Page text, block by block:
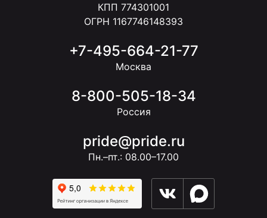
КПП 774301001
ОГРН 1167746148393
+7-495-664-21-77
Москва
8-800-505-18-34
Россия
pride@pride.ru
Пн.–пт.: 08.00–17.00